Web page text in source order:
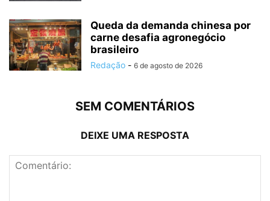
Queda da demanda chinesa por
carne desafia agronegócio
brasileiro
Redação - 6 de agosto de 2026
SEM COMENTÁRIOS
DEIXE UMA RESPOSTA